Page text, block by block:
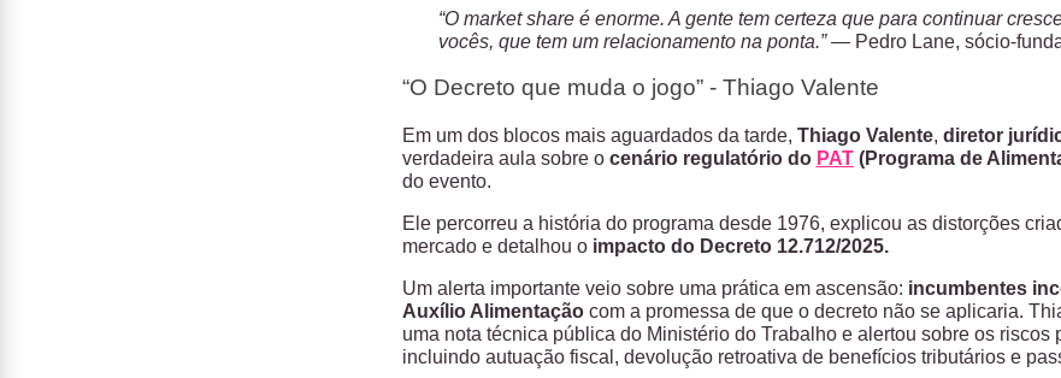
“O market share é enorme. A gente tem certeza que para continuar
vocês, que tem um relacionamento na ponta.”— Pedro Lane, sócio-
“O Decreto que muda o jogo” - Thiago Valente
Em um dos blocos mais aguardados da tarde, Thiago Valente, diretor
verdadeira aula sobre o cenário regulatório do PAT (Programa de
do evento.
Ele percorreu a história do programa desde 1976, explicou as distorções
mercado e detalhou o impacto do Decreto 12.712/2025.
Um alerta importante veio sobre uma prática em ascensão: incumbentes
Auxílio Alimentação com a promessa de que o decreto não se aplicaria.
uma nota técnica pública do Ministério do Trabalho e alertou sobre os riscos
incluindo autuação fiscal, devolução retroativa de benefícios tributários e